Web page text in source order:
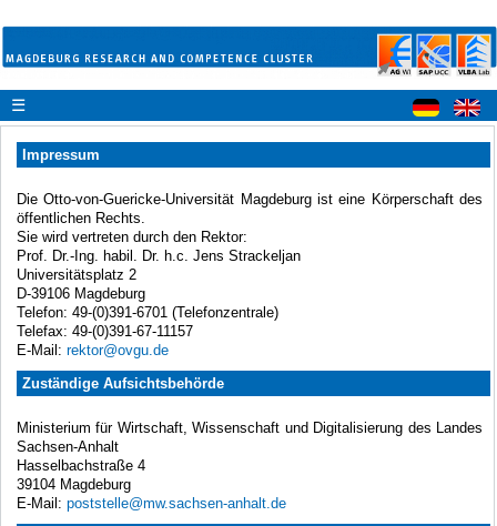
☰
Impressum
Die Otto-von-Guericke-Universität Magdeburg ist eine Körperschaft des
öffentlichen Rechts.
Sie wird vertreten durch den Rektor:
Prof. Dr.-Ing. habil. Dr. h.c. Jens Strackeljan
Universitätsplatz 2
D-39106 Magdeburg
Telefon: 49-(0)391-6701 (Telefonzentrale)
Telefax: 49-(0)391-67-11157
E-Mail: rektor@ovgu.de
Zuständige Aufsichtsbehörde
Ministerium für Wirtschaft, Wissenschaft und Digitalisierung des Landes
Sachsen-Anhalt
Hasselbachstraße 4
39104 Magdeburg
E-Mail: poststelle@mw.sachsen-anhalt.de